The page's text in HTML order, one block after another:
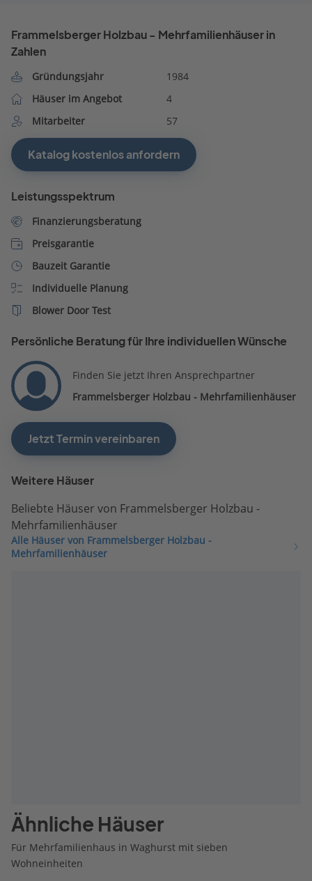
Frammelsberger Holzbau - Mehrfamilienhäuser in
Zahlen
Gründungsjahr
1984
Häuser im Angebot
4
Mitarbeiter
57
Katalog kostenlos anfordern
Leistungsspektrum
Finanzierungsberatung
Preisgarantie
Bauzeit Garantie
Individuelle Planung
Blower Door Test
Persönliche Beratung für Ihre individuellen Wünsche
Finden Sie jetzt Ihren Ansprechpartner
Frammelsberger Holzbau - Mehrfamilienhäuser
Jetzt Termin vereinbaren
Weitere Häuser
Beliebte Häuser von Frammelsberger Holzbau -
Mehrfamilienhäuser
Alle Häuser von Frammelsberger Holzbau -
Mehrfamilienhäuser
Ähnliche Häuser
Für Mehrfamilienhaus in Waghurst mit sieben
Wohneinheiten